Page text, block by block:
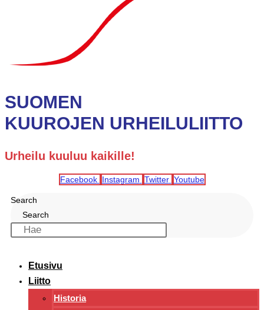
SUOMEN
KUUROJEN URHEILULIITTO
Urheilu kuuluu kaikille!
Facebook Instagram Twitter Youtube
Search
Search
Etusivu
Liitto
Historia